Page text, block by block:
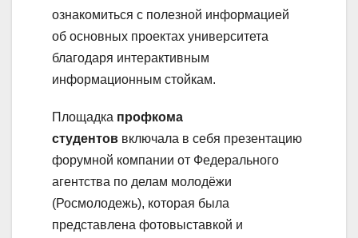
ознакомиться с полезной информацией
об основных проектах университета
благодаря интерактивным
информационным стойкам.
Площадка профкома
студентов включала в себя презентацию
форумной компании от Федерального
агентства по делам молодёжи
(Росмолодежь), которая была
представлена фотовыставкой и